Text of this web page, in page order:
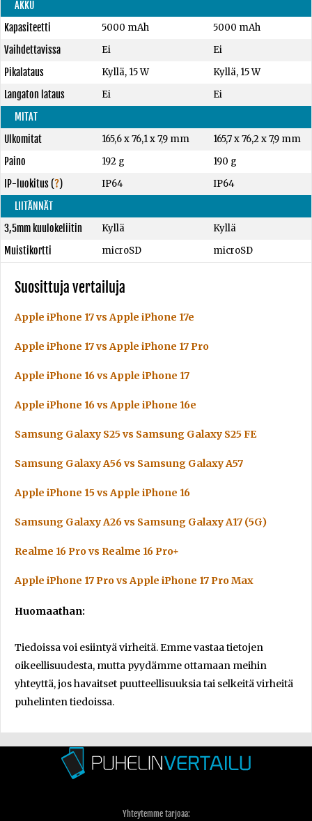
AKKU
Kapasiteetti
5000 mAh
5000 mAh
Vaihdettavissa
Ei
Ei
Pikalataus
Kyllä, 15 W
Kyllä, 15 W
Langaton lataus
Ei
Ei
MITAT
Ulkomitat
165,6 x 76,1 x 7,9 mm
165,7 x 76,2 x 7,9 mm
Paino
192 g
190 g
IP-luokitus(?) IP64
IP64
LIITÄNNÄT
3,5mm kuulokeliitin
Kyllä
Kyllä
Muistikortti
microSD microSD
Suosittuja vertailuja
Apple iPhone 17 vs Apple iPhone 17e
Apple iPhone 17 vs Apple iPhone 17 Pro
Apple iPhone 16 vs Apple iPhone 17
Apple iPhone 16 vs Apple iPhone 16e
Samsung Galaxy S25 vs Samsung Galaxy S25 FE
Samsung Galaxy A56 vs Samsung Galaxy A57
Apple iPhone 15 vs Apple iPhone 16
Samsung Galaxy A26 vs Samsung Galaxy A17 (5G)
Realme 16 Pro vs Realme 16 Pro+
Apple iPhone 17 Pro vs Apple iPhone 17 Pro Max
Huomaathan:
Tiedoissa voi esiintyä virheitä. Emme vastaa tietojen
oikeellisuudesta, mutta pyydämme ottamaan meihin
yhteyttä, jos havaitset puutteellisuuksia tai selkeitä virheitä
puhelinten tiedoissa.
Yhteytemme tarjoaa: